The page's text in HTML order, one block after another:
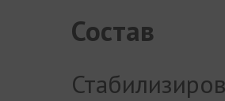
Состав